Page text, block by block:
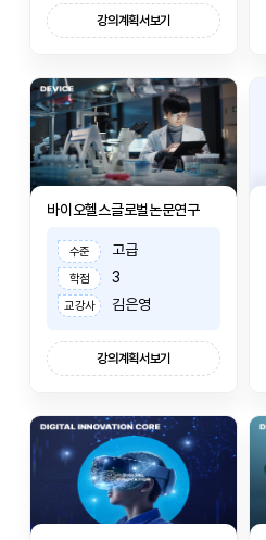
강의계획서보기
바이오헬스글로벌논문연구
수준 고급
학점 3
교강사 김은영
강의계획서보기